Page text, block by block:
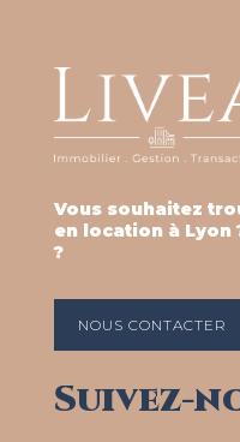
Vous souhaitez
en location à Lyon
?
NOUS CONTACTER
Suivez-